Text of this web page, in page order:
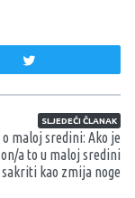
SLJEDEĆI ČLANAK
o maloj sredini: Ako je
a to u maloj sredini
sakriti kao zmija noge